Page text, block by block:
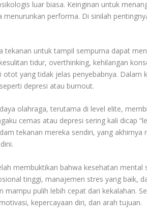
luar biasa. Keinginan untuk
menurunkan performa. Di sinilah
tekanan untuk tampil sempurna dapat
tidur, overthinking, kehilangan
otot yang tidak jelas penyebabnya. Dalam
depresi atau burnout.
olahraga, terutama di level elite,
cemas atau depresi sering kali dicap
tekanan mereka sendiri, yang
membuktikan bahwa kesehatan
tinggi, manajemen stres yang baik,
mampu pulih lebih cepat dari kekalahan.
kepercayaan diri, dan arah tujuan.